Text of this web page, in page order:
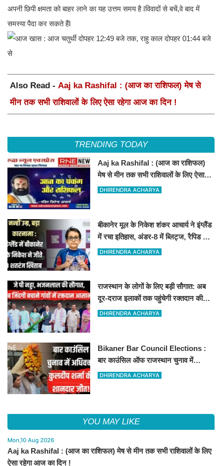
अपनी छिपी क्षमता को बाहर लाने का यह उत्तम समय है ǀविवादों से बचें,वे बाद में
समस्या पैदा कर सकते हैंǀ
Also Read - Aaj ka Rashifal : (आज का राशिफल) मेष से
मीन तक सभी राशिवालों के लिए ऐसा रहेगा आज का दिन !
TRENDING TODAY
Aaj ka Rashifal : (आज का राशिफल)
मेष से मीन तक सभी राशिवालों के लिए ऐसा
रहेगा आज का दिन !
DHIRENDRA ACHARYA
बीकानेर मूल के निकेश शंकर आचार्य ने इंग्लैंड
में रचा इतिहास, अंडर-8 में ब्लिट्ज, रैपिड और
स्टैंडर्ड चैंपियन
DHIRENDRA ACHARYA
राजस्थान के लोगों के लिए बड़ी सौगात: अब
दूर-दराज इलाकों तक पहुंचेगी रक्तदान की
सुविधा, 10 अत्याधुनिक वाहन रवाना
DHIRENDRA ACHARYA
Bikaner Bar Council Elections :
बार काउंसिल ऑफ राजस्थान चुनाव में
बीकानेर के अधिवक्ता कुलदीप कुमार शर्मा की
DHIRENDRA ACHARYA
YOU MAY LIKE
Mon,10 Aug 2026
Aaj ka Rashifal : (आज का राशिफल) मेष से मीन तक सभी राशिवालों के लिए
ऐसा रहेगा आज का दिन !